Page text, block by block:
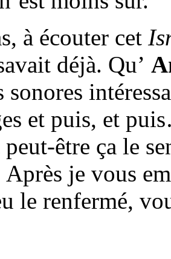
à écouter cet
déjà. Qu’
sonores
et puis, et
peut-être ça le
je vous
le renfermé,